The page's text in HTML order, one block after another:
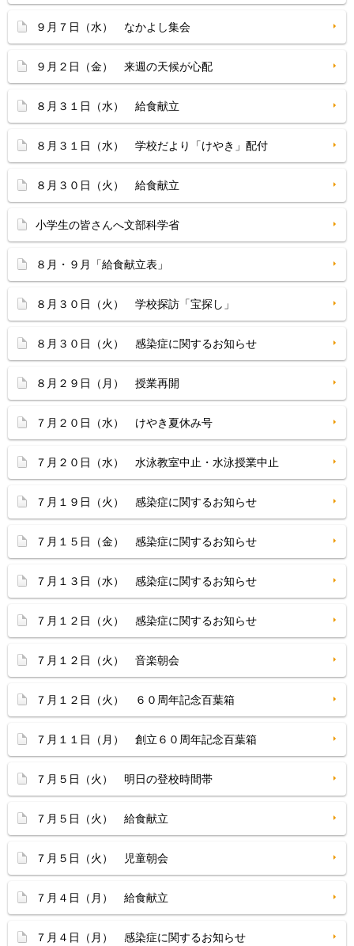
９月７日（水） なかよし集会
９月２日（金） 来週の天候が心配
８月３１日（水） 給食献立
８月３１日（水） 学校だより「けやき」配付
８月３０日（火） 給食献立
小学生の皆さんへ文部科学省
８月・９月「給食献立表」
８月３０日（火） 学校探訪「宝探し」
８月３０日（火） 感染症に関するお知らせ
８月２９日（月） 授業再開
７月２０日（水） けやき夏休み号
７月２０日（水） 水泳教室中止・水泳授業中止
７月１９日（火） 感染症に関するお知らせ
７月１５日（金） 感染症に関するお知らせ
７月１３日（水） 感染症に関するお知らせ
７月１２日（火） 感染症に関するお知らせ
７月１２日（火） 音楽朝会
７月１２日（火） ６０周年記念百葉箱
７月１１日（月） 創立６０周年記念百葉箱
７月５日（火） 明日の登校時間帯
７月５日（火） 給食献立
７月５日（火） 児童朝会
７月４日（月） 給食献立
７月４日（月） 感染症に関するお知らせ